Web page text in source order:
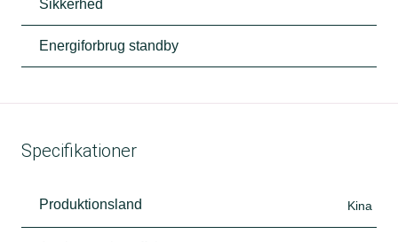
Sikkerhed
Energiforbrug standby
Specifikationer
Produktionsland Kina